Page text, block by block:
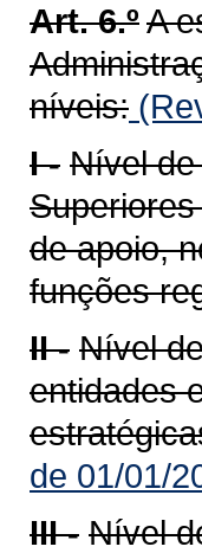
Art. 6.ºA
níveis:
I - Nível
de apoio,
funções
II - Nível
entidades
de 01/01/
III - Nível